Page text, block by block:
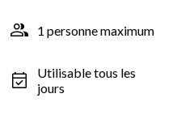
1 personne maximum
Utilisable tous les
jours